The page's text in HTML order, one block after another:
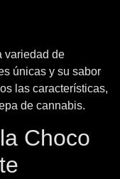
variedad de
únicas y su sabor
las características,
de cannabis.
Choco